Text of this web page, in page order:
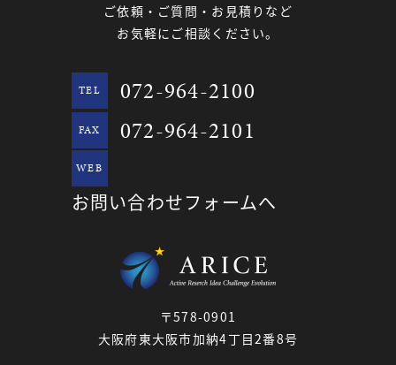
ご依頼・ご質問・お見積りなど
お気軽にご相談ください。
TEL 072-964-2100
FAX 072-964-2101
WEB
お問い合わせフォームへ
〒578-0901
大阪府東大阪市加納4丁目2番8号